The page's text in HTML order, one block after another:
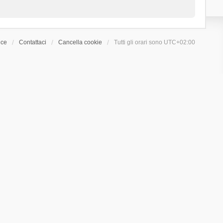
Contattaci Cancella cookie Tutti gli orari sono UTC+02:00